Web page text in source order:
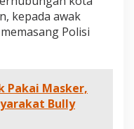
kepada awak
Polisi
Pakai Masker,
Bully